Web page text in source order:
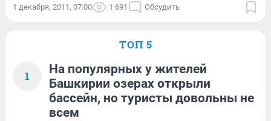
1 декабря, 2011, 07:00 1 691 Обсудить
ТОП 5
1
На популярных у жителей
Башкирии озерах открыли
бассейн, но туристы довольны не
всем